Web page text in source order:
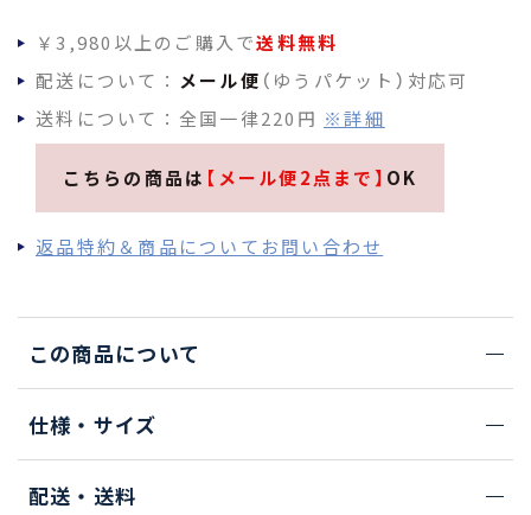
￥3,980以上のご購入で送料無料
配送について： メール便 （ゆうパケット）対応可
送料について：全国一律220円 ※詳細
こちらの商品は 【メール便2点まで】 OK
返品特約＆商品についてお問い合わせ
この商品について
仕様・サイズ
配送・送料